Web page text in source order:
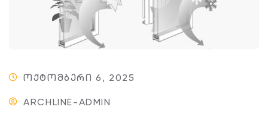
ᲝᲥᲢᲝᲛᲑᲔᲠᲘ 6, 2025
ARCHLINE-ADMIN